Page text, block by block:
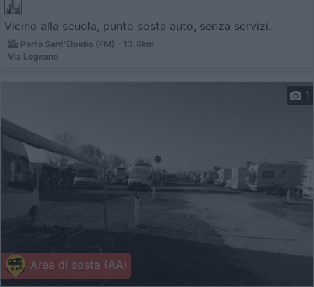
Vicino alla scuola, punto sosta auto, senza servizi.
Porto Sant'Elpidio (FM) - 13.6km
Via Legnano
Area di sosta (AA)
1